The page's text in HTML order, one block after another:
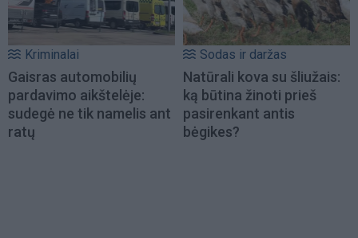
Kriminalai
Gaisras automobilių
pardavimo aikštelėje:
sudegė ne tik namelis ant
ratų
Sodas ir daržas
Natūrali kova su šliužais:
ką būtina žinoti prieš
pasirenkant antis
bėgikes?